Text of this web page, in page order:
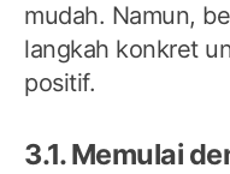
mudah. Namun,
langkah konkret
positif.
3.1. Memulai